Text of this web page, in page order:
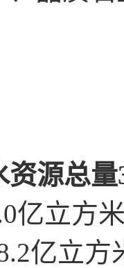
资源总
亿立方
亿立方